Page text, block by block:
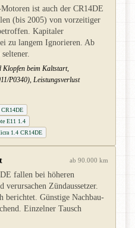
ist auch der CR14DE
(bis 2005) von vorzeitiger
Kapitaler
zu langem Ignorieren. Ab
Klopfen beim Kaltstart,
P0340), Leistungsverlust
CR14DE
E11 1.4
1.4 CR14DE
ab 90.000 km
fallen bei höheren
verursachen Zündaussetzer.
berichtet. Günstige Nachbau-
Einzelner Tausch